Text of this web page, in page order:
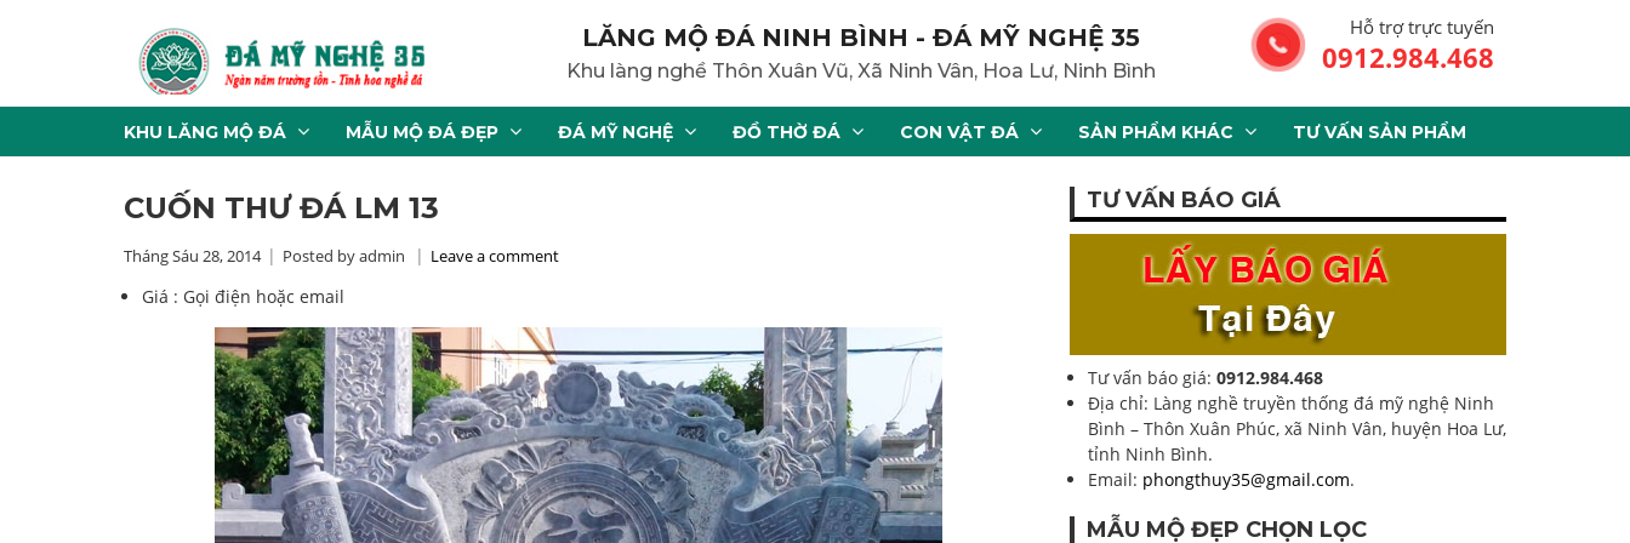
LĂNG MỘ ĐÁ NINH BÌNH - ĐÁ MỸ NGHỆ 35
Khu làng nghề Thôn Xuân Vũ, Xã Ninh Vân, Hoa Lư, Ninh Bình
Hỗ trợ trực tuyến
0912.984.468
KHU LĂNG MỘ ĐÁ MẪU MỘ ĐÁ ĐẸP ĐÁ MỸ NGHỆ ĐỒ THỜ ĐÁ CON VẬT ĐÁ SẢN PHẨM KHÁC TƯ VẤN SẢN PHẨM
CUỐN THƯ ĐÁ LM 13
Tháng Sáu 28, 2014 Posted by admin Leave a comment
Giá : Gọi điện hoặc email
TƯ VẤN BÁO GIÁ
Tư vấn báo giá: 0912.984.468
Địa chỉ: Làng nghề truyền thống đá mỹ nghệ Ninh
Bình – Thôn Xuân Phúc, xã Ninh Vân, huyện Hoa Lư,
tỉnh Ninh Bình.
Email: phongthuy35@gmail.com.
MẪU MỘ ĐẸP CHỌN LỌC